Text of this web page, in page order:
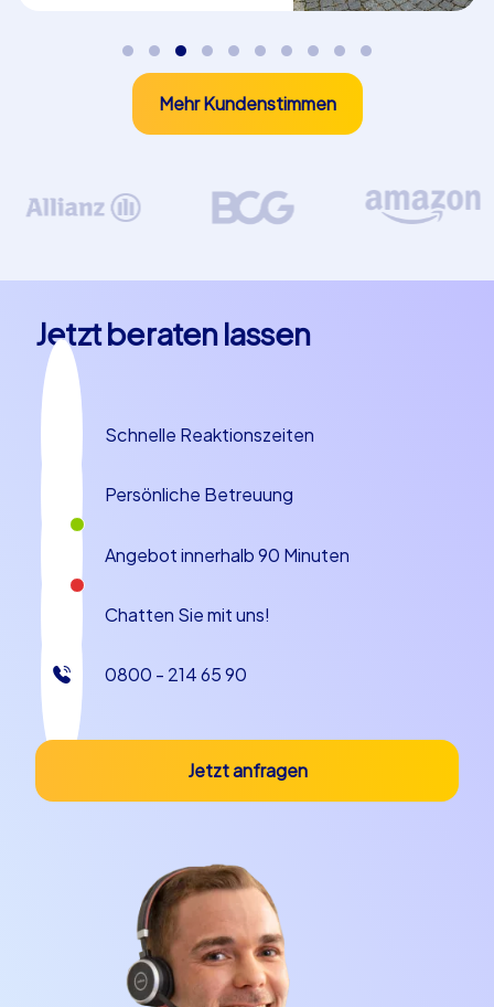
Kick-Off Event
mit CityHunters schafft eine
Ihre Teilnehmer auf einer persönlichen Ebene. Mit der
iPad Tour oder dem Geocaching schaffen Sie ein
Projekt oder Geschäftsjahr.
Mehr Kundenstimmen
Jetzt beraten lassen
Schnelle Reaktionszeiten
Persönliche Betreuung
Angebot innerhalb 90 Minuten
Chatten Sie mit uns!
0800 - 214 65 90
Jetzt anfragen